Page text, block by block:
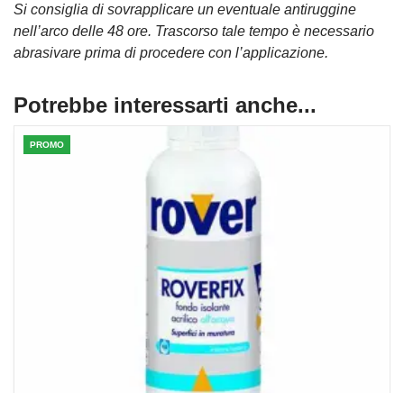
Si consiglia di sovrapplicare un eventuale antiruggine
nell’arco delle 48 ore. Trascorso tale tempo è necessario
abrasivare prima di procedere con l’applicazione.
Potrebbe interessarti anche...
PROMO